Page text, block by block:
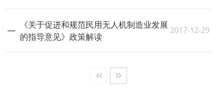
《关于促进和规范民用无人机制造业发展
的指导意见》政策解读
2017-12-29